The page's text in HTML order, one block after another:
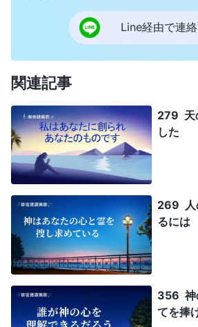
Line経由で連
関連記事
279 天
した
269 人
るには
356 神
てを捧